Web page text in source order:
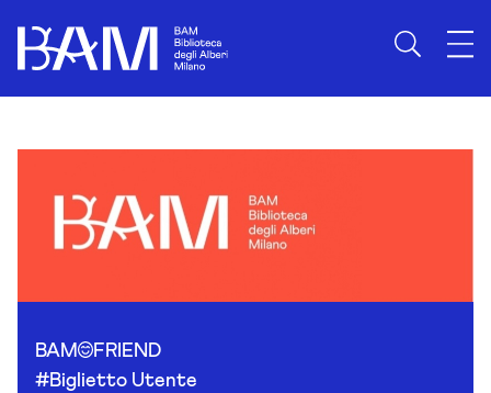
BAM
FRIEND
#Biglietto Utente